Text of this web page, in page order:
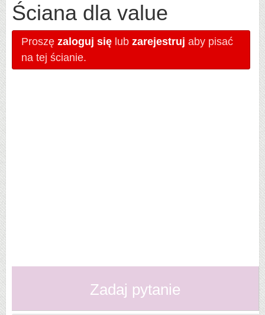
Ściana dla value
Proszę zaloguj się lub zarejestruj aby pisać
na tej ścianie.
Zadaj pytanie